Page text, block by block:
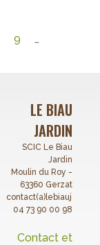
9
…
LE BIAU
JARDIN
SCIC Le Biau
Jardin
Moulin du Roy -
63360 Gerzat
04 73 90 00 98
Contact et